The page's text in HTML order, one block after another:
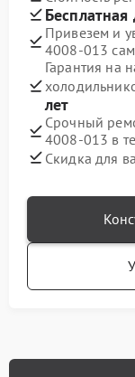
Бесплатная
Привезем и
4008-013
Гарантия на
лет
Срочный
4008-013 в
Скидка для